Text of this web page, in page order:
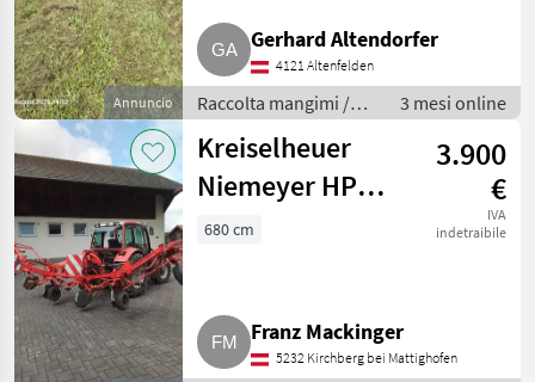
Annuncio
Gerhard Altendorfer
4121 Altenfelden
Raccolta mangimi /
Voltafieno
3 mesi online
Kreiselheuer
Niemeyer HP
671
3.900
€
IVA
indetraibile
680 cm
Franz Mackinger
5232 Kirchberg bei Mattighofen